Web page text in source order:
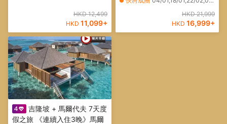
HKD 12,499
HKD 11,099+
HKD 21,999
HKD 16,999+
吉隆坡 + 馬爾代夫 7天度
假之旅 《連續入住3晚》馬爾